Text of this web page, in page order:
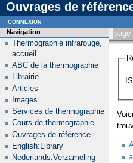
Ouvrages de
Navigation
Thermographie infrarouge,
accueil
ABC de la thermographie
Librairie
Articles
Images
Services de thermographie
Cours de thermographie
Ouvrages de référence
English:Library
Nederlands:Verzameling
connexion